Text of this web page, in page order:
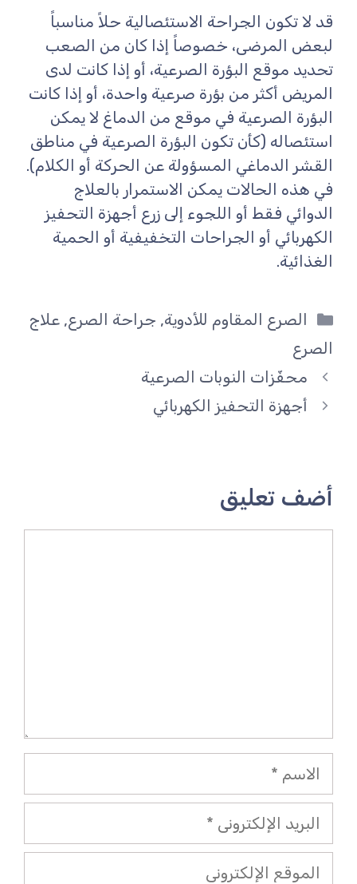
قد لا تكون الجراحة الاستئصالية حلاً مناسباً
لبعض المرضى، خصوصاً إذا كان من الصعب
تحديد موقع البؤرة الصرعية، أو إذا كانت لدى
المريض أكثر من بؤرة صرعية واحدة، أو إذا كانت
البؤرة الصرعية في موقع من الدماغ لا يمكن
استئصاله (كأن تكون البؤرة الصرعية في مناطق
القشر الدماغي المسؤولة عن الحركة أو الكلام).
في هذه الحالات يمكن الاستمرار بالعلاج
الدوائي فقط أو اللجوء إلى زرع أجهزة التحفيز
الكهربائي أو الجراحات التخفيفية أو الحمية
الغذائية.
التصنيفات
الصرع المقاوم للأدوية, جراحة الصرع, علاج
الصرع
محفّزات النوبات الصرعية
أجهزة التحفيز الكهربائي
أضف تعليق
الاسم
البريد
الإلكتروني
الموقع